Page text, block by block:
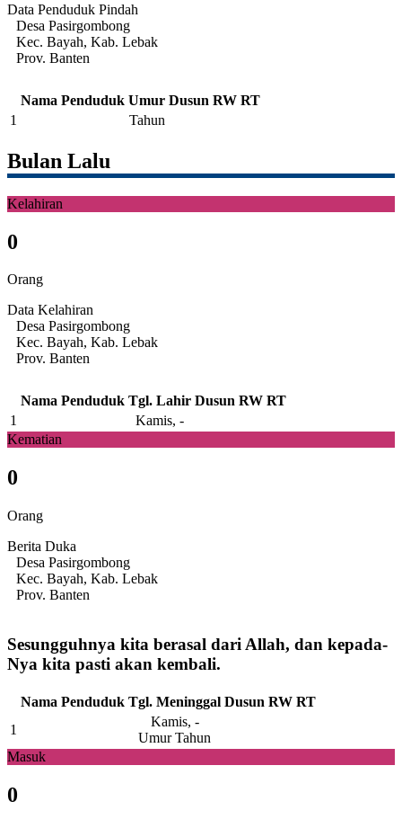
Data Penduduk Pindah
Desa Pasirgombong
Kec. Bayah, Kab. Lebak
Prov. Banten
Nama Penduduk Umur Dusun RW RT
1
Tahun
Bulan Lalu
Kelahiran
0
Orang
Data Kelahiran
Desa Pasirgombong
Kec. Bayah, Kab. Lebak
Prov. Banten
Nama Penduduk Tgl. Lahir Dusun RW RT
1
Kamis, -
Kematian
0
Orang
Berita Duka
Desa Pasirgombong
Kec. Bayah, Kab. Lebak
Prov. Banten
Sesungguhnya kita berasal dari Allah, dan kepada-
Nya kita pasti akan kembali.
Nama Penduduk Tgl. Meninggal Dusun RW RT
1
Kamis, -
Umur Tahun
Masuk
0